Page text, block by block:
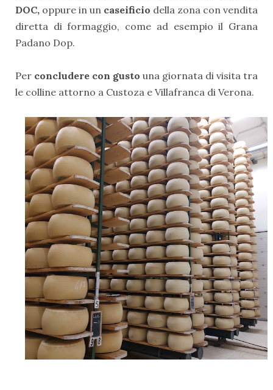
DOC, oppure in un caseificio della zona con vendita
diretta di formaggio, come ad esempio il Grana
Padano Dop.
Per concludere con gusto una giornata di visita tra
le colline attorno a Custoza e Villafranca di Verona.